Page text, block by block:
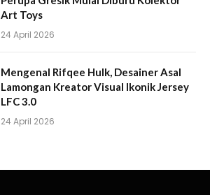
Art Toys
24 April 2026
Mengenal Rifqee Hulk, Desainer Asal
Lamongan Kreator Visual Ikonik Jersey
LFC 3.0
24 April 2026